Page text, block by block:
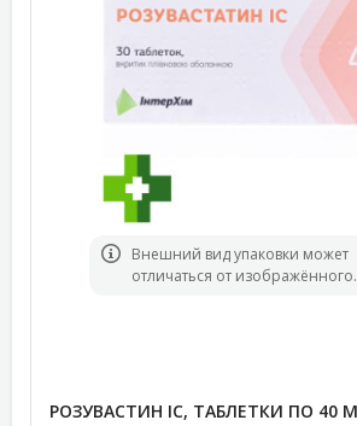
Bнешний вид упаковки может
отличаться от изображённого.
РОЗУВАСТИН IC, ТАБЛЕТКИ ПО 40